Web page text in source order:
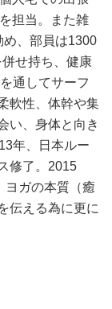
担当。また雑
、部員は1300
せ持ち、健康
通してサーフ
軟性、体幹や集
い、身体と向き
年、日本ルー
修了。2015
ヨガの本質（癒
伝える為に更に